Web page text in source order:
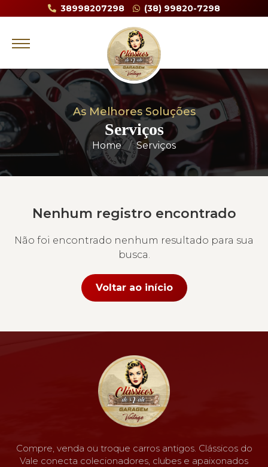
38998207298 (38) 99820-7298
As Melhores Soluções
Serviços
Home Serviços
Nenhum registro encontrado
Não foi encontrado nenhum resultado para sua
busca.
Voltar ao início
Compre, venda ou troque carros antigos. Clássicos do
Vale conecta colecionadores, clubes e apaixonados